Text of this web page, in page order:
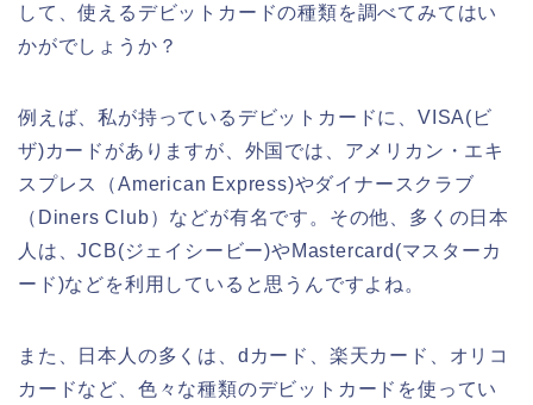
して、使えるデビットカードの種類を調べてみてはい
かがでしょうか？
例えば、私が持っているデビットカードに、VISA(ビ
ザ)カードがありますが、外国では、アメリカン・エキ
スプレス（American Express)やダイナースクラブ
（Diners Club）などが有名です。その他、多くの日本
人は、JCB(ジェイシービー)やMastercard(マスターカ
ード)などを利用していると思うんですよね。
また、日本人の多くは、dカード、楽天カード、オリコ
カードなど、色々な種類のデビットカードを使ってい